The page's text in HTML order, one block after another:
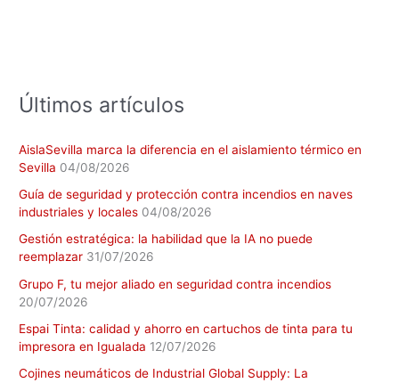
Últimos artículos
AislaSevilla marca la diferencia en el aislamiento térmico en
Sevilla 04/08/2026
Guía de seguridad y protección contra incendios en naves
industriales y locales 04/08/2026
Gestión estratégica: la habilidad que la IA no puede
reemplazar 31/07/2026
Grupo F, tu mejor aliado en seguridad contra incendios
20/07/2026
Espai Tinta: calidad y ahorro en cartuchos de tinta para tu
impresora en Igualada 12/07/2026
Cojines neumáticos de Industrial Global Supply: La